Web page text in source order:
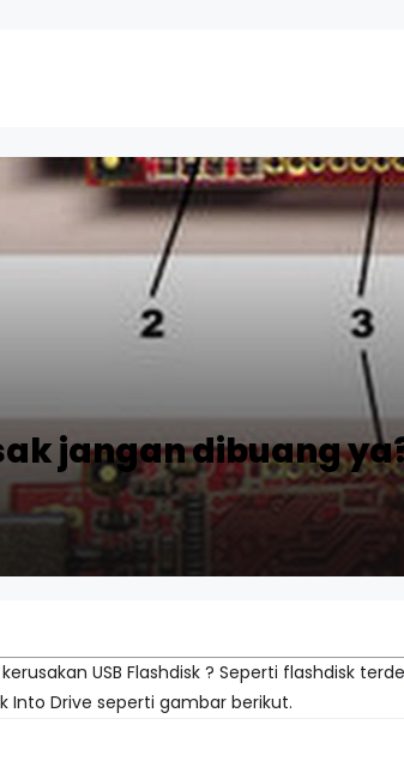
jangan dibuang
USB Flashdisk ? Seperti flashdisk
Into Drive seperti gambar berikut.